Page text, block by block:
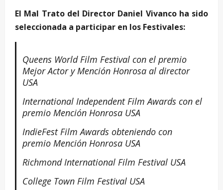
El Mal Trato del Director Daniel Vivanco ha sido
seleccionada a participar en los Festivales:
Queens World Film Festival con el premio
Mejor Actor y Mención Honrosa al director
USA
International Independent Film Awards con el
premio Mención Honrosa USA
IndieFest Film Awards obteniendo con
premio Mención Honrosa USA
Richmond International Film Festival USA
College Town Film Festival USA